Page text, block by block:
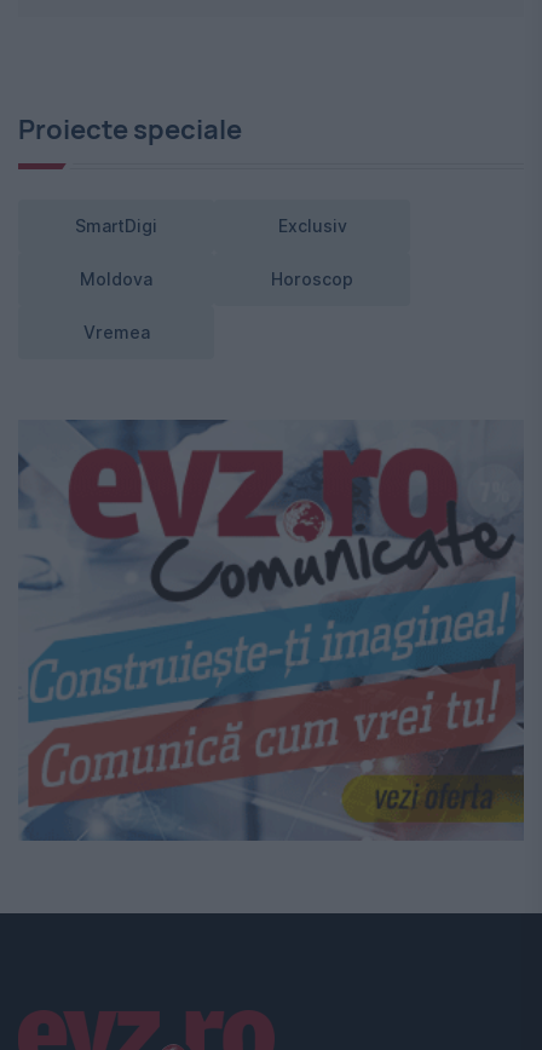
Proiecte speciale
SmartDigi Exclusiv
Moldova Horoscop
Vremea
Linkuri utile